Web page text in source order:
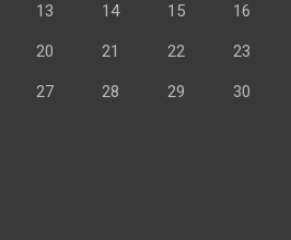
13 14 15 16
20 21 22 23
27 28 29 30